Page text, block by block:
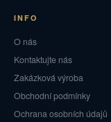
INFO
O nás
Kontaktujte nás
Zakázková výroba
Obchodní podmínky
Ochrana osobních údajů